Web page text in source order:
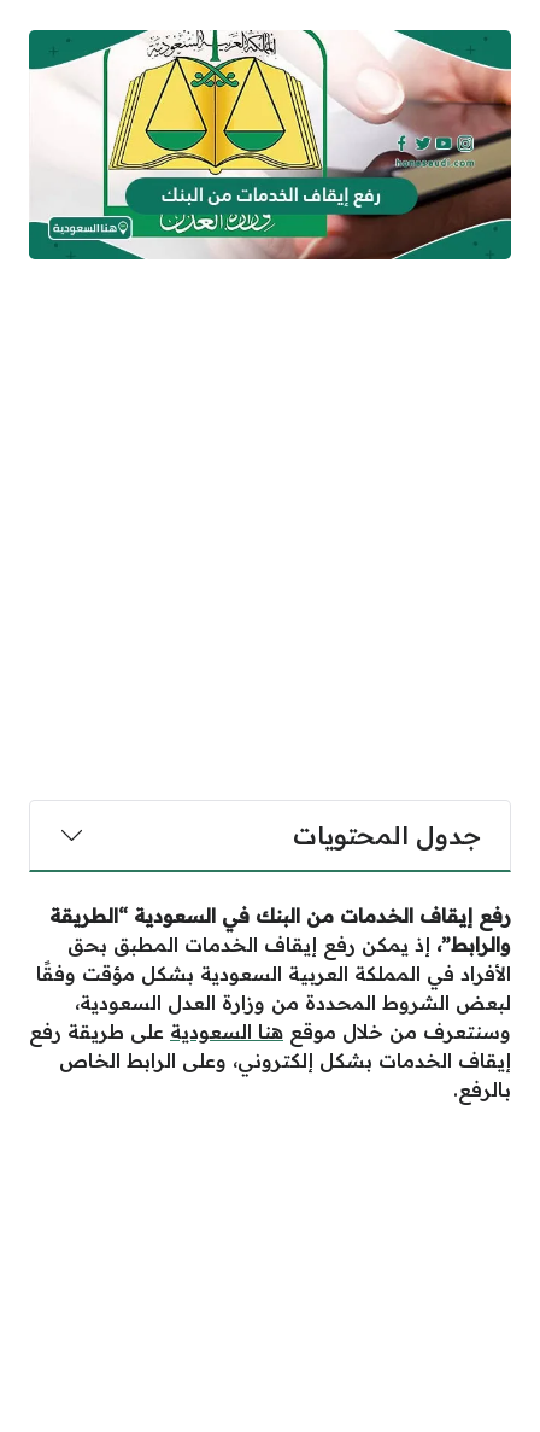
جدول المحتويات
رفع إيقاف الخدمات من البنك في السعودية “الطريقة
والرابط”، إذ يمكن رفع إيقاف الخدمات المطبق بحق
الأفراد في المملكة العربية السعودية بشكل مؤقت وفقًا
لبعض الشروط المحددة من وزارة العدل السعودية،
وسنتعرف من خلال موقع هنا السعودية على طريقة رفع
إيقاف الخدمات بشكل إلكتروني، وعلى الرابط الخاص
بالرفع.